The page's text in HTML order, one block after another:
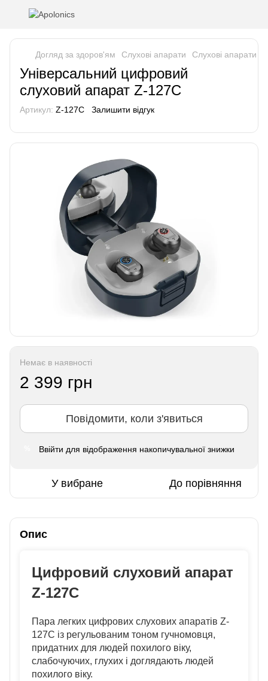
Догляд за здоров'ям Слухові апарати Слухові апарати
Універсальний цифровий
слуховий апарат Z-127C
Артикул: Z-127C Залишити відгук
Немає в наявності
2 399 грн
Повідомити, коли з'явиться
Ввійти для відображення накопичувальної знижки
У вибране До порівняння
Опис
Цифровий слуховий апарат
Z-127C
Пара легких цифрових слухових апаратів Z-
127C із регульованим тоном гучномовця,
придатних для людей похилого віку,
слабочуючих, глухих і доглядають людей
похилого віку.